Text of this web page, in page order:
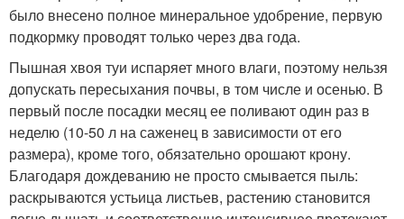
было внесено полное минеральное удобрение, первую
подкормку проводят только через два года.
Пышная хвоя туи испаряет много влаги, поэтому нельзя
допускать пересыхания почвы, в том числе и осенью. В
первый после посадки месяц ее поливают один раз в
неделю (10-50 л на саженец в зависимости от его
размера), кроме того, обязательно орошают крону.
Благодаря дождеванию не просто смывается пыль:
раскрываются устьица листьев, растению становится